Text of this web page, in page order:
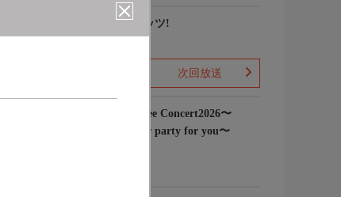
ナウヒッツ!
次回放送
Rain Tree Concert2026〜
Summer party for you〜